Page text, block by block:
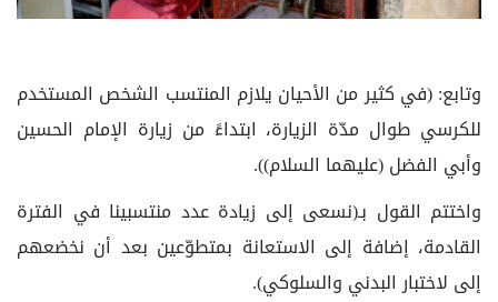
وتابع: (في كثير من الأحيان يلازم المنتسب الشخص المستخدم
للكرسي طوال مدّة الزيارة، ابتداءً من زيارة الإمام الحسين
وأبي الفضل (عليهما السلام)).
واختتم القول بـ(نسعى إلى زيادة عدد منتسبينا في الفترة
القادمة، إضافة إلى الاستعانة بمتطوّعين بعد أن نخضعهم
إلى لاختبار البدني والسلوكي).